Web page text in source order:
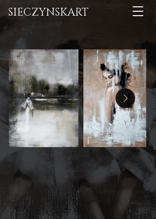
SIECZYNSKART